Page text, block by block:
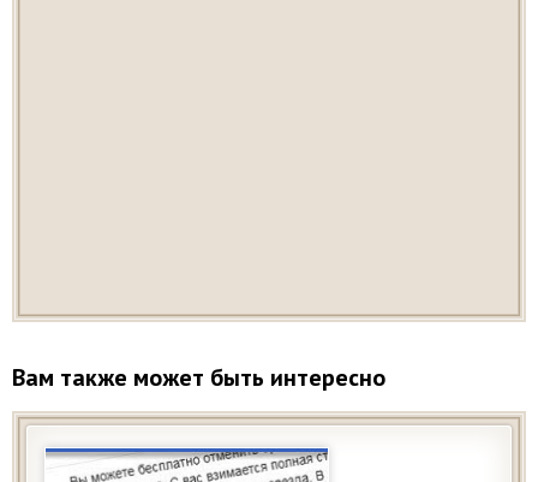
Вам также может быть интересно